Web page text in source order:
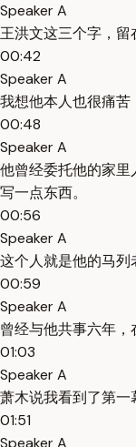
Speaker A
王洪文这三个字，留
00:42
Speaker A
我想他本人也很痛苦
00:48
Speaker A
他曾经委托他的家
写一点东西。
00:56
Speaker A
这个人就是他的马列
00:59
Speaker A
曾经与他共事六年，
01:03
Speaker A
萧木说我看到了第一
01:51
Speaker A